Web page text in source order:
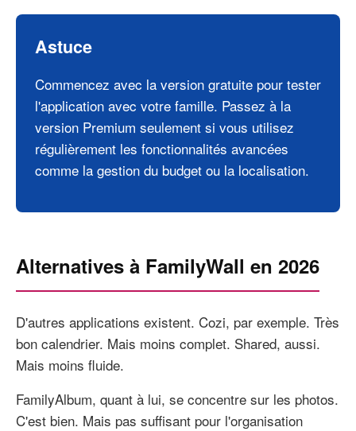
Astuce
Commencez avec la version gratuite pour tester
l'application avec votre famille. Passez à la
version Premium seulement si vous utilisez
régulièrement les fonctionnalités avancées
comme la gestion du budget ou la localisation.
Alternatives à FamilyWall en 2026
D'autres applications existent. Cozi, par exemple. Très
bon calendrier. Mais moins complet. Shared, aussi.
Mais moins fluide.
FamilyAlbum, quant à lui, se concentre sur les photos.
C'est bien. Mais pas suffisant pour l'organisation